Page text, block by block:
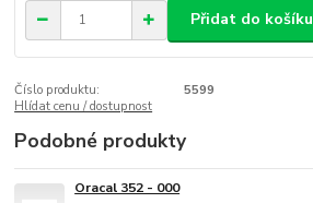
Přidat do košíku
Číslo produktu:
5599
Hlídat cenu / dostupnost
Podobné produkty
Oracal 352 - 000